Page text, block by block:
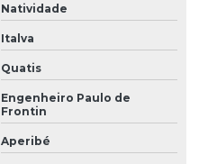
Natividade
Italva
Quatis
Engenheiro Paulo de
Frontin
Aperibé